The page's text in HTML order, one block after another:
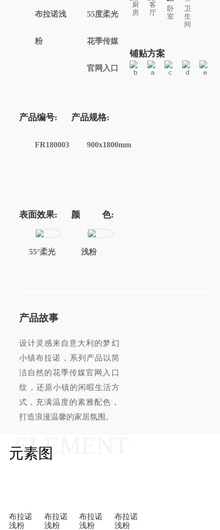
布拉诺浅
粉
55度柔光
花季传媒
官网入口
产品编号:
FR180003
产品规格:
900x1800mm
表面效果:
55°柔光
颜 色:
浅粉
厨
房
客
厅
卧
室
卫
生
间
铺贴方案
b a c d e
产品故事
设计灵感来自意大利的梦幻
小镇布拉诺，系列产品以简
洁自然的花季传媒官网入口
纹，还原小镇的闲暇生活方
式，充满温度的素雅配色，
打造浪漫温馨的家居氛围。
元素图
ELEMENT
布拉诺
浅粉
布拉诺
浅粉
布拉诺
浅粉
布拉诺
浅粉